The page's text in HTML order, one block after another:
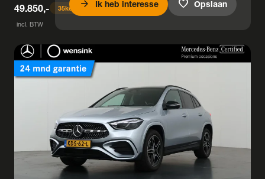
49.850,-
incl. BTW
35keer bekeken
arrow_forward Ik heb interesse favorite Opslaan